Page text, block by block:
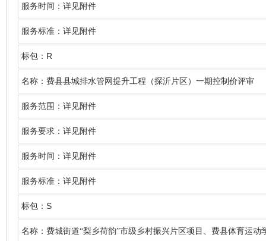
服务时间：详见附件
服务标准：详见附件
标包： R
名称：费县县城排水管网提升工程（探沂片区）一期控制价评审
服务范围：详见附件
服务要求：详见附件
服务时间：详见附件
服务标准：详见附件
标包： S
名称：费城街道“梨乡荷韵”市级乡村振兴片区项目、费县体育运